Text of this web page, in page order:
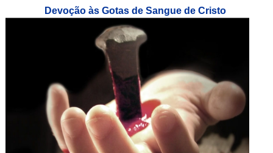
Devoção às Gotas de Sangue de Cristo